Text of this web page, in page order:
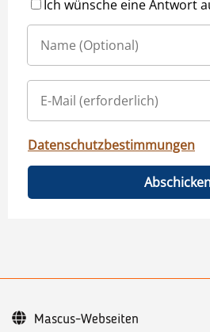
Ich wünsche eine Antwort
Datenschutzbestimmungen
Mascus-Webseiten